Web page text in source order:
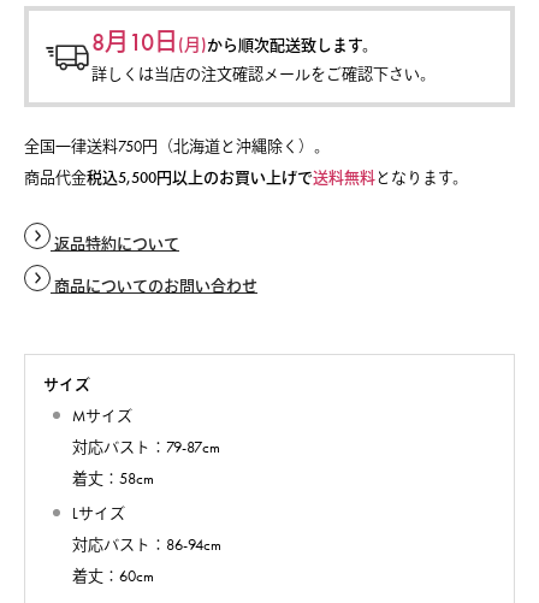
8月10日 (月)から順次配送致します。
詳しくは当店の注文確認メールをご確認下さい。
全国一律送料750円（北海道と沖縄除く）。
商品代金税込5,500円以上のお買い上げで送料無料となります。
返品特約について
商品についてのお問い合わせ
サイズ
Mサイズ
対応バスト：79-87cm
着丈：58cm
Lサイズ
対応バスト：86-94cm
着丈：60cm